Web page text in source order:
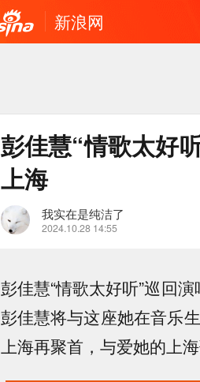
新浪网
彭佳慧“情歌太好
上海
我实在是纯洁了
2024.10.28 14:55
彭佳慧“情歌太好听”巡回
彭佳慧将与这座她在音乐
上海再聚首，与爱她的上海